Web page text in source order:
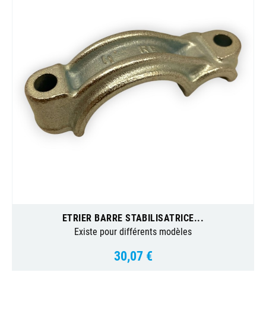
ETRIER BARRE STABILISATRICE...
Existe pour différents modèles
Prix
30,07 €